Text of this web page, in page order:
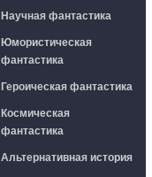
Научная фантастика
Юмористическая
фантастика
Героическая фантастика
Космическая
фантастика
Альтернативная история